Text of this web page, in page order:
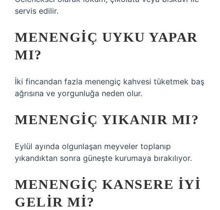
servis edilir.
MENENGIÇ UYKU YAPAR
MI?
İki fincandan fazla menengiç kahvesi tüketmek baş
ağrısına ve yorgunluğa neden olur.
MENENGIÇ YIKANIR MI?
Eylül ayında olgunlaşan meyveler toplanıp
yıkandıktan sonra güneşte kurumaya bırakılıyor.
MENENGIÇ KANSERE IYI
GELIR MI?